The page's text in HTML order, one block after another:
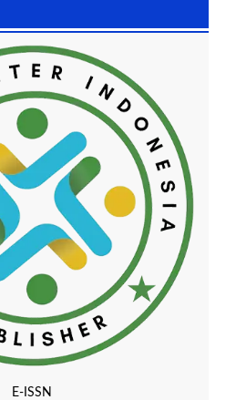
E-ISSN